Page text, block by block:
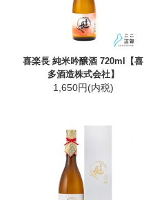
喜楽長 純米吟醸酒 720ml【喜
多酒造株式会社】
1,650円(内税)